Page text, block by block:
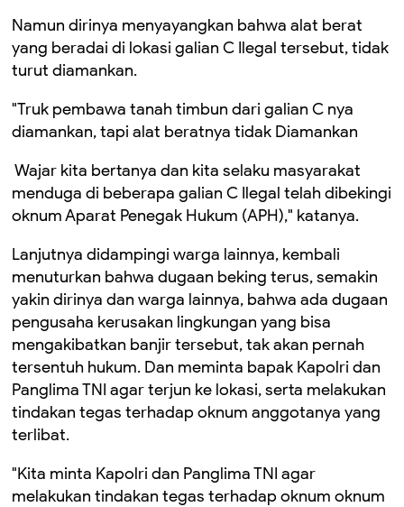
Namun dirinya menyayangkan bahwa alat berat
yang beradai di lokasi galian C Ilegal tersebut, tidak
turut diamankan.
"Truk pembawa tanah timbun dari galian C nya
diamankan, tapi alat beratnya tidak Diamankan
Wajar kita bertanya dan kita selaku masyarakat
menduga di beberapa galian C Ilegal telah dibekingi
oknum Aparat Penegak Hukum (APH)," katanya.
Lanjutnya didampingi warga lainnya, kembali
menuturkan bahwa dugaan beking terus, semakin
yakin dirinya dan warga lainnya, bahwa ada dugaan
pengusaha kerusakan lingkungan yang bisa
mengakibatkan banjir tersebut, tak akan pernah
tersentuh hukum. Dan meminta bapak Kapolri dan
Panglima TNI agar terjun ke lokasi, serta melakukan
tindakan tegas terhadap oknum anggotanya yang
terlibat.
"Kita minta Kapolri dan Panglima TNI agar
melakukan tindakan tegas terhadap oknum oknum